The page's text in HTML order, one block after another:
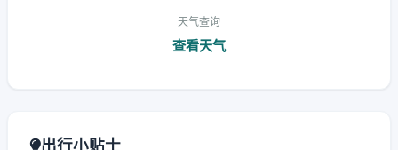
天气查询
查看天气
出行小贴士